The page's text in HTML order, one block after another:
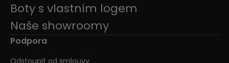
Boty s vlastním logem
Naše showroomy
Podpora